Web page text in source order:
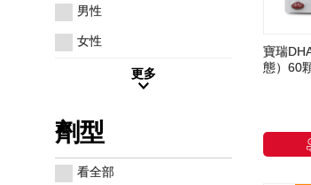
男性
女性
更多
劑型
看全部
寶瑞
態）60